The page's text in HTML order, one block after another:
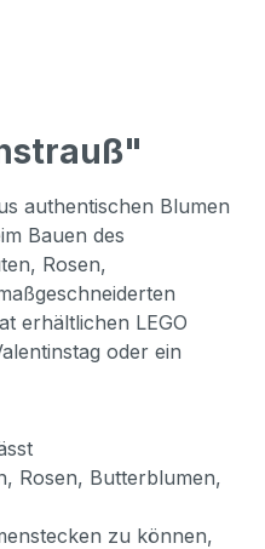
authentischen Blumen
Bauen des
Rosen,
erhältlichen LEGO
oder ein
Rosen, Butterblumen,
zu können,